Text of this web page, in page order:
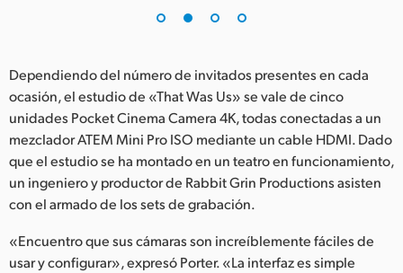
Dependiendo del número de invitados presentes en cada
ocasión, el estudio de «That Was Us» se vale de cinco
unidades Pocket Cinema Camera 4K, todas conectadas a un
mezclador ATEM Mini Pro ISO mediante un cable HDMI. Dado
que el estudio se ha montado en un teatro en funcionamiento,
un ingeniero y productor de Rabbit Grin Productions asisten
con el armado de los sets de grabación.
«Encuentro que sus cámaras son increíblemente fáciles de
usar y configurar», expresó Porter. «La interfaz es simple